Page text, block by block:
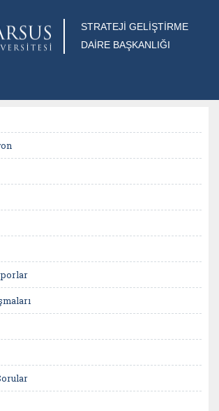
STRATEJİ GELİŞTİRME
DAİRE BAŞKANLIĞI